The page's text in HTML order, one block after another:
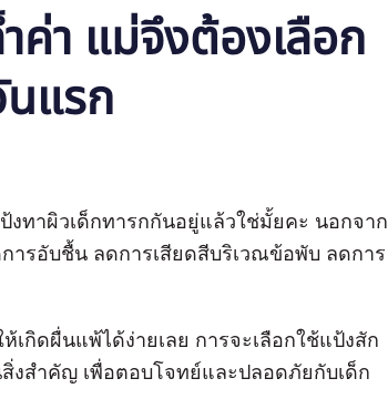
ค่า แม่จึงต้องเลือก
แรก
ทาผิวเด็กทารกกันอยู่แล้วใช่มั้ยคะ นอกจาก
ารอับชื้น ลดการเสียดสีบริเวณข้อพับ ลดการ
เกิดผื่นแพ้ได้ง่ายเลย การจะเลือกใช้แป้งสัก
งสำคัญ เพื่อตอบโจทย์และปลอดภัยกับเด็ก